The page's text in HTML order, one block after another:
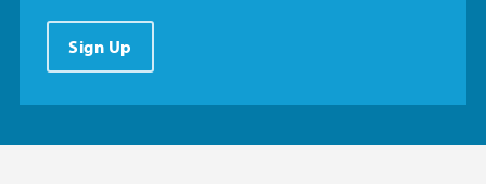
Sign Up